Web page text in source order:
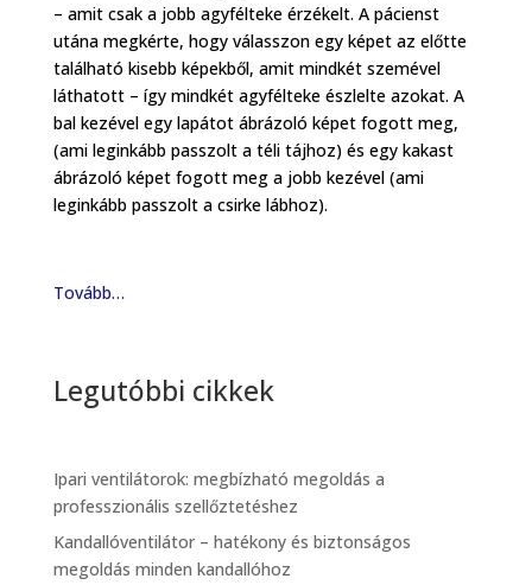
– amit csak a jobb agyfélteke érzékelt. A pácienst
utána megkérte, hogy válasszon egy képet az előtte
található kisebb képekből, amit mindkét szemével
láthatott – így mindkét agyfélteke észlelte azokat. A
bal kezével egy lapátot ábrázoló képet fogott meg,
(ami leginkább passzolt a téli tájhoz) és egy kakast
ábrázoló képet fogott meg a jobb kezével (ami
leginkább passzolt a csirke lábhoz).
Tovább…
Legutóbbi cikkek
Ipari ventilátorok: megbízható megoldás a
professzionális szellőztetéshez
Kandallóventilátor – hatékony és biztonságos
megoldás minden kandallóhoz